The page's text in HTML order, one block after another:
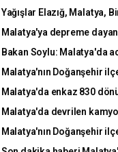
Yağışlar Elazığ, Malatya,
Malatya'ya depreme
Bakan Soylu: Malatya'da
Malatya'nın Doğanşehir
Malatya'da enkaz 830
Malatya'da devrilen
Malatya'nın Doğanşehir